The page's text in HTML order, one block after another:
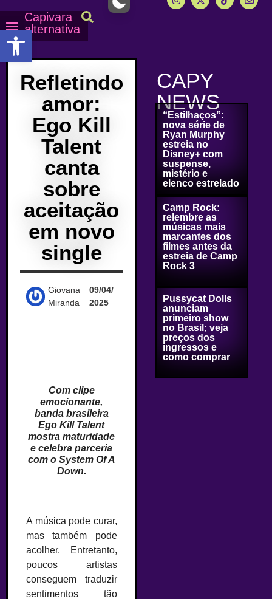
Capivara
alternativa
Refletindo
amor:
Ego Kill
Talent
canta
sobre
aceitação
em novo
single
Giovana
Miranda
09/04/
2025
Com clipe
emocionante,
banda brasileira
Ego Kill Talent
mostra maturidade
e celebra parceria
com o System Of A
Down.
A música pode curar,
mas também pode
acolher. Entretanto,
poucos artistas
conseguem traduzir
sentimentos tão
CAPY
NEWS
“Estilhaços”:
nova série de
Ryan Murphy
estreia no
Disney+ com
suspense,
mistério e
elenco estrelado
Camp Rock:
relembre as
músicas mais
marcantes dos
filmes antes da
estreia de Camp
Rock 3
Pussycat Dolls
anunciam
primeiro show
no Brasil; veja
preços dos
ingressos e
como comprar
Abrir a barra de ferramentas